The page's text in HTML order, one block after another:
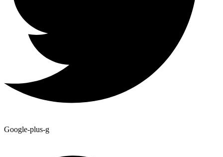
Google-plus-g